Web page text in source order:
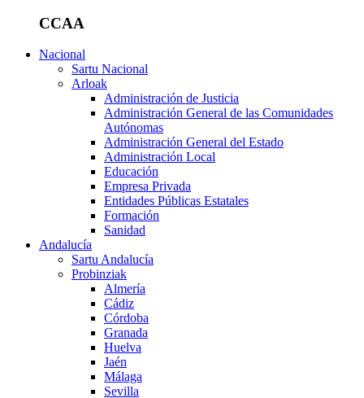
CCAA
Nacional
Sartu Nacional
Arloak
Administración de Justicia
Administración General de las Comunidades
Autónomas
Administración General del Estado
Administración Local
Educación
Empresa Privada
Entidades Públicas Estatales
Formación
Sanidad
Andalucía
Sartu Andalucía
Probinziak
Almería
Cádiz
Córdoba
Granada
Huelva
Jaén
Málaga
Sevilla